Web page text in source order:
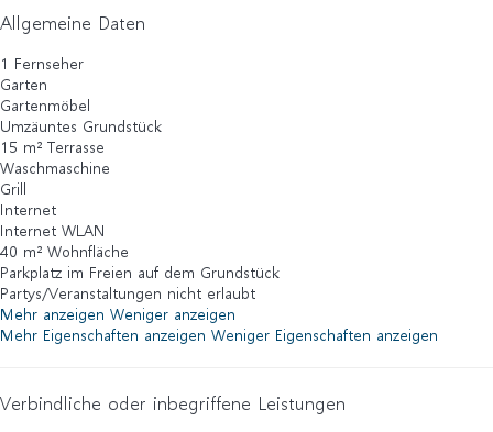
Allgemeine Daten
1 Fernseher
Garten
Gartenmöbel
Umzäuntes Grundstück
15 m² Terrasse
Waschmaschine
Grill
Internet
Internet WLAN
40 m² Wohnfläche
Parkplatz im Freien auf dem Grundstück
Partys/Veranstaltungen nicht erlaubt
Mehr anzeigen Weniger anzeigen
Mehr Eigenschaften anzeigen Weniger Eigenschaften anzeigen
Verbindliche oder inbegriffene Leistungen